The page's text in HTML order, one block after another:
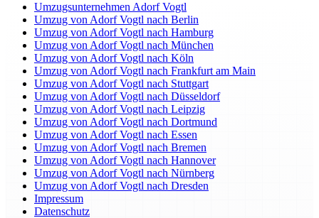
Umzugsunternehmen Adorf Vogtl
Umzug von Adorf Vogtl nach Berlin
Umzug von Adorf Vogtl nach Hamburg
Umzug von Adorf Vogtl nach München
Umzug von Adorf Vogtl nach Köln
Umzug von Adorf Vogtl nach Frankfurt am Main
Umzug von Adorf Vogtl nach Stuttgart
Umzug von Adorf Vogtl nach Düsseldorf
Umzug von Adorf Vogtl nach Leipzig
Umzug von Adorf Vogtl nach Dortmund
Umzug von Adorf Vogtl nach Essen
Umzug von Adorf Vogtl nach Bremen
Umzug von Adorf Vogtl nach Hannover
Umzug von Adorf Vogtl nach Nürnberg
Umzug von Adorf Vogtl nach Dresden
Impressum
Datenschutz